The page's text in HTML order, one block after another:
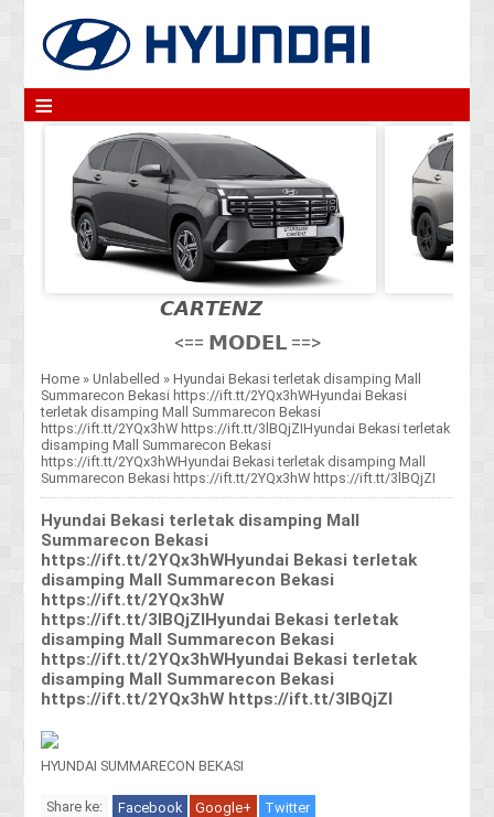
≡
𝘾𝘼𝙍𝙏𝙀𝙉𝙕
<== 𝗠𝗢𝗗𝗘𝗟 ==>
Home »Unlabelled »Hyundai Bekasi terletak disamping Mall
Summarecon Bekasi https://ift.tt/2YQx3hWHyundai Bekasi
terletak disamping Mall Summarecon Bekasi
https://ift.tt/2YQx3hW https://ift.tt/3lBQjZIHyundai Bekasi terletak
disamping Mall Summarecon Bekasi
https://ift.tt/2YQx3hWHyundai Bekasi terletak disamping Mall
Summarecon Bekasi https://ift.tt/2YQx3hW https://ift.tt/3lBQjZI
Hyundai Bekasi terletak disamping Mall
Summarecon Bekasi
https://ift.tt/2YQx3hWHyundai Bekasi terletak
disamping Mall Summarecon Bekasi
https://ift.tt/2YQx3hW
https://ift.tt/3lBQjZIHyundai Bekasi terletak
disamping Mall Summarecon Bekasi
https://ift.tt/2YQx3hWHyundai Bekasi terletak
disamping Mall Summarecon Bekasi
https://ift.tt/2YQx3hW https://ift.tt/3lBQjZI
HYUNDAI SUMMARECON BEKASI
Share ke: Facebook Google+ Twitter